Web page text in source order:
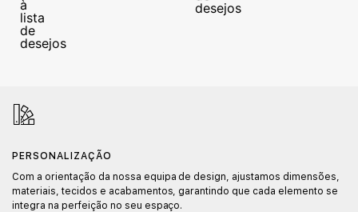
PERSONALIZAÇÃO
Com a orientação da nossa equipa de design, ajustamos dimensões,
materiais, tecidos e acabamentos, garantindo que cada elemento se
integra na perfeição no seu espaço.